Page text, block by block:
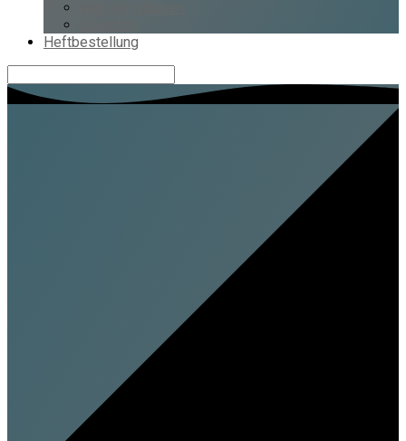
Heftbestellung